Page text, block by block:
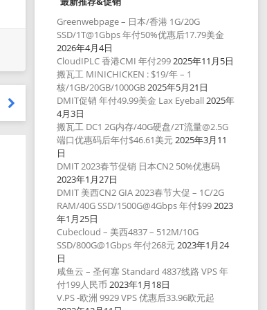
Greenwebpage – 日本/香港 1G/20G
SSD/1T@1Gbps 年付50%优惠后17.79美金
2026年4月4日
CloudIPLC 香港CMI 年付2992025年11月5日
搬瓦工 MINICHICKEN : $19/年 – 1
核/1GB/20GB/1000GB2025年5月21日
DMIT促销 年付49.99美金 Lax Eyeball 2025年
4月3日
搬瓦工 DC1 2G内存/40G硬盘/2T流量@2.5G
端口优惠码后年付$46.61美元2025年3月11
日
DMIT 2023春节促销 日本CN2 50%优惠码
2023年1月27日
DMIT 美西CN2 GIA 2023春节大促 – 1C/2G
RAM/40G SSD/1500G@4Gbps 年付$992023
年1月25日
Cubecloud – 美西4837 – 512M/10G
SSD/800G@1Gbps 年付268元2023年1月24
日
咸鱼云 – 圣何塞 Standard 4837线路 VPS 年
付199人民币 2023年1月18日
V.PS -欧洲 9929 VPS 优惠后33.96欧元起